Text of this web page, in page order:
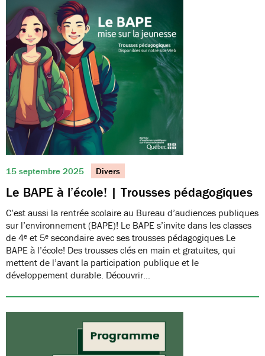
15 septembre 2025 Divers
Le BAPE à l’école! | Trousses pédagogiques
C’est aussi la rentrée scolaire au Bureau d’audiences publiques
sur l’environnement (BAPE)! Le BAPE s’invite dans les classes
de 4ᵉ et 5ᵉ secondaire avec ses trousses pédagogiques Le
BAPE à l’école! Des trousses clés en main et gratuites, qui
mettent de l’avant la participation publique et le
développement durable. Découvrir…